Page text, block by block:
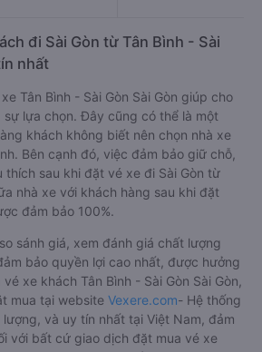
đi Sài Gòn từ Tân Bình - Sài
nhất
Tân Bình - Sài Gòn Sài Gòn giúp cho
lựa chọn. Đây cũng có thể là một
khách không biết nên chọn nhà xe
Bên cạnh đó, việc đảm bảo giữ chỗ,
thích sau khi đặt vé xe đi Sài Gòn từ
nhà xe với khách hàng sau khi đặt
đảm bảo 100%.
sánh giá, xem đánh giá chất lượng
bảo quyền lợi cao nhất, được hưởng
xe khách Tân Bình - Sài Gòn Sài Gòn,
mua tại website Vexere.com- Hệ thống
và uy tín nhất tại Việt Nam, đảm
với bất cứ giao dịch đặt mua vé xe